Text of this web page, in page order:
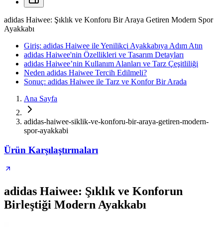
adidas Haiwee: Şıklık ve Konforu Bir Araya Getiren Modern Spor
Ayakkabı
Giriş: adidas Haiwee ile Yenilikçi Ayakkabıya Adım Atın
adidas Haiwee'nin Özellikleri ve Tasarım Detayları
adidas Haiwee’nin Kullanım Alanları ve Tarz Çeşitliliği
Neden adidas Haiwee Tercih Edilmeli?
Sonuç: adidas Haiwee ile Tarz ve Konfor Bir Arada
Ana Sayfa
adidas-haiwee-siklik-ve-konforu-bir-araya-getiren-modern-
spor-ayakkabi
Ürün Karşılaştırmaları
adidas Haiwee: Şıklık ve Konforun
Birleştiği Modern Ayakkabı